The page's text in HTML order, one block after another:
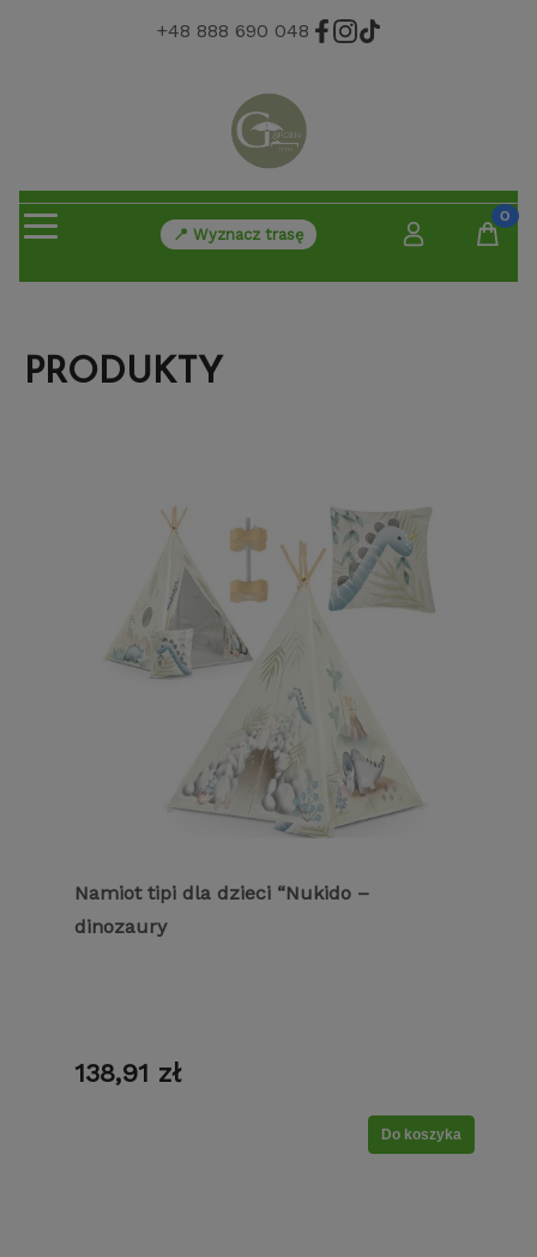
+48 888 690 048
📍 Wyznacz trasę
PRODUKTY
Namiot tipi dla dzieci “Nukido –
dinozaury
138,91 zł
Do koszyka